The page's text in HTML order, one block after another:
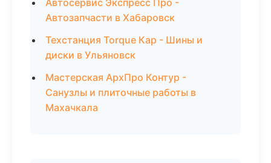
Автосервис Экспресс Про -
Автозапчасти в Хабаровск
Техстанция Torque Кар - Шины и
диски в Ульяновск
Мастерская АрхПро Контур -
Санузлы и плиточные работы в
Махачкала